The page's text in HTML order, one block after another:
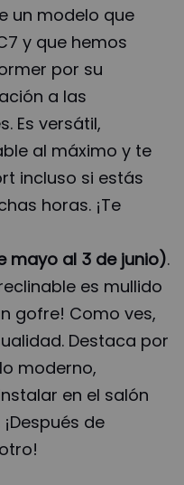
un modelo que
y que hemos
por su
a las
Es versátil,
al máximo y te
incluso si estás
horas. ¡Te
mayo al 3 de junio).
es mullido
gofre! Como ves,
Destaca por
moderno,
en el salón
de